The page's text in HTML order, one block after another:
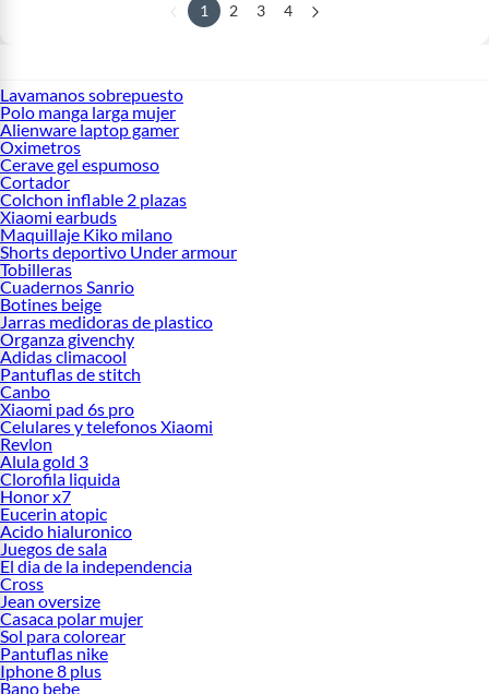
1 2 3 4
Lavamanos sobrepuesto
Polo manga larga mujer
Alienware laptop gamer
Oximetros
Cerave gel espumoso
Cortador
Colchon inflable 2 plazas
Xiaomi earbuds
Maquillaje Kiko milano
Shorts deportivo Under armour
Tobilleras
Cuadernos Sanrio
Botines beige
Jarras medidoras de plastico
Organza givenchy
Adidas climacool
Pantuflas de stitch
Canbo
Xiaomi pad 6s pro
Celulares y telefonos Xiaomi
Revlon
Alula gold 3
Clorofila liquida
Honor x7
Eucerin atopic
Acido hialuronico
Juegos de sala
El dia de la independencia
Cross
Jean oversize
Casaca polar mujer
Sol para colorear
Pantuflas nike
Iphone 8 plus
Bano bebe